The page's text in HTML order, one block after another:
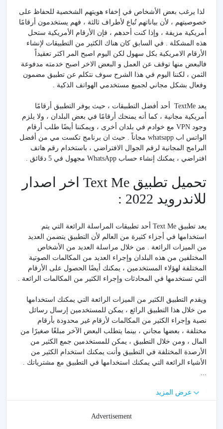
لذا يرغب بعض الأشخاص في إخفاء هويتهم الشخصية للحفاظ على
خصوصيتهم ، لأن بياناتهم تُباع لأطراف ثالثة ، فهم يستخدمون أرقامًا
أمريكية مزيفة ، وإذا كنت أحدهم ، فإن الأرقام الأمريكية ستحل
هذه المشكلة . في السابق كان هناك الكثير من التطبيقات لإنشاء
الأرقام الامريكية بكل سهول لكن اليوم اصبح المر اكثر تعقيداً
فالبعض منها توقف عن العمل و البعض الاخر اصبح خدمته مدفوعة
الثمن ، لكننا اليوم في هذا الشرح سوف نتكلم عن تطبيق مضمون
وفعال بشكل مجاني لجميع مستخدمي الهواتف الذكية .
يعد TextMe أحد أفضل التطبيقات ، حيث يوفر التطبيق أرقامًا
أمريكية مجانية ، كما أنه يمنحك أرقامًا في بعض البلدان ، ولا يلزم
وجود VPN مع خوادم في بلدان أخرى ، ويمكننا أيضًا طلب أرقام
الواتس اب whatsapp مجاناً . حيث ان برنامج تكست مي من أفضل
البرامج المجانية لرقم الجوال الافتراضي ، باستخدام رقم هاتف
افتراضي ، يمكنك إنشاء حساب WhatsApp مجهول في 5 دقائق .
تحميل تطبيق Text Me اخر اصدار
للاندرويد 2022 :
يعد تطبيق Text Me أحد تطبيقات المراسلة الرائعة التي يتم
استخدامها في أجزاء كثيرة من العالم لأن التطبيق يتضمن العديد
من الميزات الرائعة . من خلال مراسلة العديد من الأشخاص
المختلفين من هذه البلدان وإجراء العديد من المكالمات الصوتية
المختلفة لهؤلاء المستخدمين ، يمكنك أيضًا الحصول على الأرقام
التي تستخدمها في المحادثات وإجراء الكثير من المكالمات الرائعة .
ويقدم التطبيق الكثير من الميزات الرائعة التي يمكنك استخدامها
من خلال هذا التطبيق الرائع ، يمكن للمستخدمين إرسال رسائل
نصية وإجراء الكثير من المكالمات لأرقام غير محدودة بأرقام
مختلفة ، بعضها مجاني ، بينما يتطلب البعض الآخر مبلغًا صغيرًا من
المال ، ومن خلال التطبيق ، يمكن للمستخدمين جمع الكثير من
الأرصدة المختلفة في التطبيق وأنت يمكنك استخدام الكثير من
الأشياء الرائعة التي يمكنك استخدامها في التطبيق مع مشترياتك .
عرض المزيد
Advertisement